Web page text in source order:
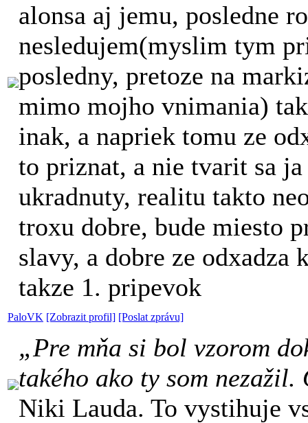
alonsa aj jemu, posledne
nesledujem(myslim tym
posledny, pretoze na
mimo mojho vnimania)
inak, a napriek tomu ze
to priznat, a nie tvarit sa
ukradnuty, realitu takto
troxu dobre, bude miesto
slavy, a dobre ze odxadza
takze 1. pripevok
PaloVK [Zobrazit profil] [Poslat zprávu]
„Pre mňa si bol vzorom
takého ako ty som
Niki Lauda. To vystihuje